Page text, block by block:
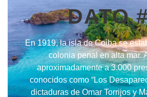
DATO
En 1919, la isla de Coiba se
colonia penal en alta mar.
aproximadamente a 3.000
conocidos como “Los
dictaduras de Omar Torrijos y